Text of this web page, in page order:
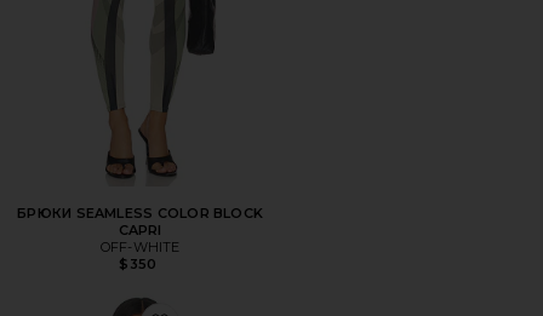
БРЮКИ SEAMLESS COLOR BLOCK
CAPRI
OFF-WHITE
$350